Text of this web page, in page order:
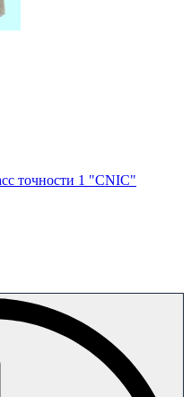
точности 1 "CNIC"